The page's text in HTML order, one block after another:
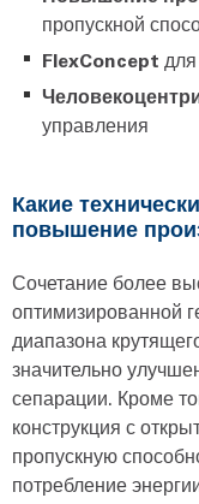
пропускной
FlexConcept
управления
Какие
повышение
Сочетание более
оптимизированной
диапазона
значительно
сепарации. Кроме
конструкция с
пропускную
потребление